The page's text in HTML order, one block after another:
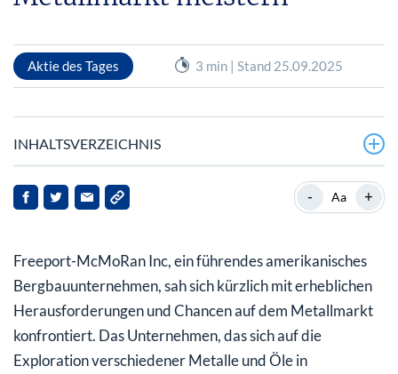
Aktie des Tages 3 min | Stand 25.09.2025
INHALTSVERZEICHNIS
Was ist in der Grasberg-Mine passiert?
Welche allgemeinen Markttrends wirken sich auf
Freeport-McMoRan aus?
Was sollten Stakeholder und Investoren jetzt tun?
- Aa +
Freeport-McMoRan Inc, ein führendes amerikanisches
Bergbauunternehmen, sah sich kürzlich mit erheblichen
Herausforderungen und Chancen auf dem Metallmarkt
konfrontiert. Das Unternehmen, das sich auf die
Exploration verschiedener Metalle und Öle in